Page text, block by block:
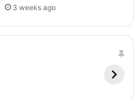
3 weeks ago